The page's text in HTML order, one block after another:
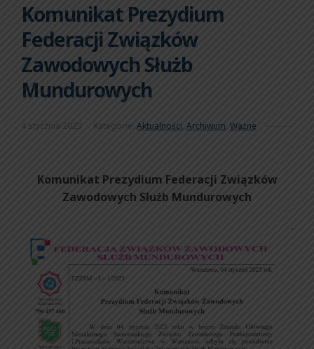
Komunikat Prezydium
Federacji Związków
Zawodowych Służb
Mundurowych
4 stycznia 2023 Kategorie: Aktualności, Archiwum, Ważne
Komunikat Prezydium Federacji Związków
Zawodowych Służb Mundurowych